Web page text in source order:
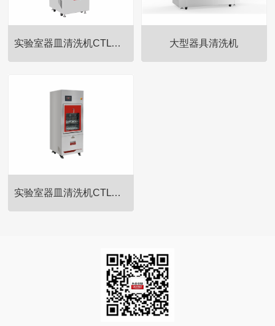
实验室器皿清洗机CTLW-280
提式冻存架，适用于各种品牌卧
式超低温冰箱。
大型器具清洗机
实验室器皿清洗机CTLW-320